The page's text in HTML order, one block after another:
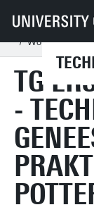
UT Onderwijs
Technische
Wouter Potters
-